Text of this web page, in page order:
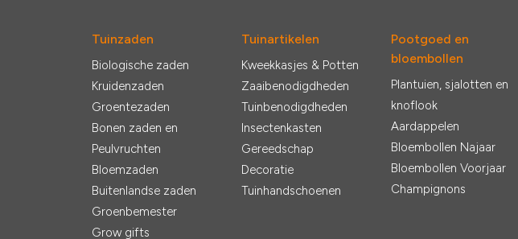
Tuinzaden
Biologische zaden
Kruidenzaden
Groentezaden
Bonen zaden en
Peulvruchten
Bloemzaden
Buitenlandse zaden
Groenbemester
Grow gifts
Tuinartikelen
Kweekkasjes & Potten
Zaaibenodigdheden
Tuinbenodigdheden
Insectenkasten
Gereedschap
Decoratie
Tuinhandschoenen
Pootgoed en
bloembollen
Plantuien, sjalotten en
knoflook
Aardappelen
Bloembollen Najaar
Bloembollen Voorjaar
Champignons